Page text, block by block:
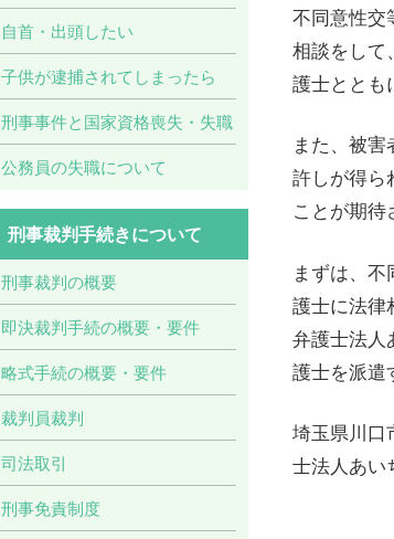
不同意性交
相談をして
護士ととも
また、被
許しが得ら
ことが期待
まずは、
護士に法律
弁護士法人
護士を派遣
埼玉県川口
士法人あい
自首・出頭したい
子供が逮捕されてしまったら
刑事事件と国家資格喪失・失職
公務員の失職について
刑事裁判手続きについて
刑事裁判の概要
即決裁判手続の概要・要件
略式手続の概要・要件
裁判員裁判
司法取引
刑事免責制度